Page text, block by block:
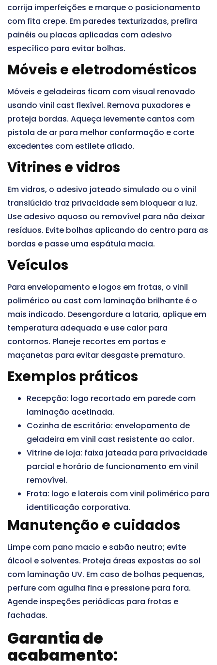
corrija imperfeições e marque o posicionamento
com fita crepe. Em paredes texturizadas, prefira
painéis ou placas aplicadas com adesivo
específico para evitar bolhas.
Móveis e eletrodomésticos
Móveis e geladeiras ficam com visual renovado
usando vinil cast flexível. Remova puxadores e
proteja bordas. Aqueça levemente cantos com
pistola de ar para melhor conformação e corte
excedentes com estilete afiado.
Vitrines e vidros
Em vidros, o adesivo jateado simulado ou o vinil
translúcido traz privacidade sem bloquear a luz.
Use adesivo aquoso ou removível para não deixar
resíduos. Evite bolhas aplicando do centro para as
bordas e passe uma espátula macia.
Veículos
Para envelopamento e logos em frotas, o vinil
polimérico ou cast com laminação brilhante é o
mais indicado. Desengordure a lataria, aplique em
temperatura adequada e use calor para
contornos. Planeje recortes em portas e
maçanetas para evitar desgaste prematuro.
Exemplos práticos
Recepção: logo recortado em parede com
laminação acetinada.
Cozinha de escritório: envelopamento de
geladeira em vinil cast resistente ao calor.
Vitrine de loja: faixa jateada para privacidade
parcial e horário de funcionamento em vinil
removível.
Frota: logo e laterais com vinil polimérico para
identificação corporativa.
Manutenção e cuidados
Limpe com pano macio e sabão neutro; evite
álcool e solventes. Proteja áreas expostas ao sol
com laminação UV. Em caso de bolhas pequenas,
perfure com agulha fina e pressione para fora.
Agende inspeções periódicas para frotas e
fachadas.
Garantia de
acabamento: